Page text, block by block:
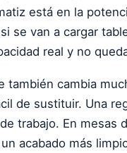
está en la
se van a cargar
real y no
también cambia
de sustituir. Una
trabajo. En mesas
acabado más